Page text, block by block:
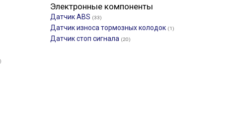
Электронные компоненты
Датчик ABS (33)
Датчик износа тормозных колодок (1)
Датчик стоп сигнала (20)